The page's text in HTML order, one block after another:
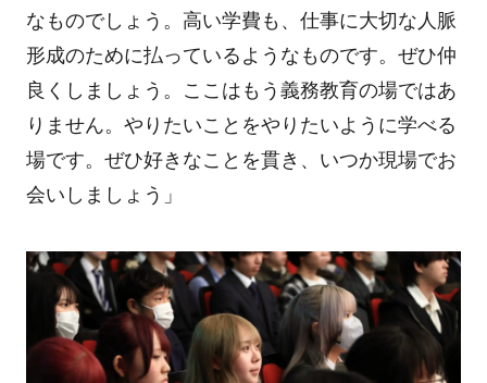
なものでしょう。高い学費も、仕事に大切な人脈
形成のために払っているようなものです。ぜひ仲
良くしましょう。ここはもう義務教育の場ではあ
りません。やりたいことをやりたいように学べる
場です。ぜひ好きなことを貫き、いつか現場でお
会いしましょう」